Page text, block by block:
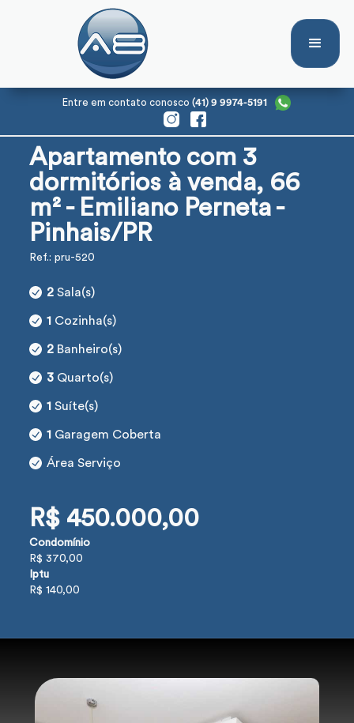
Entre em contato conosco (41) 9 9974-5191
Apartamento com 3
dormitórios à venda, 66
m² - Emiliano Perneta -
Pinhais/PR
Ref.: pru-520
2Sala(s)
1 Cozinha(s)
2Banheiro(s)
3Quarto(s)
1 Suíte(s)
1 Garagem Coberta
Área Serviço
R$ 450.000,00
Condomínio
R$ 370,00
Iptu
R$ 140,00